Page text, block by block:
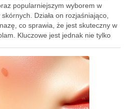
popularniejszym wyborem w
Działa on rozjaśniająco,
co sprawia, że jest skuteczny w
Kluczowe jest jednak nie tylko